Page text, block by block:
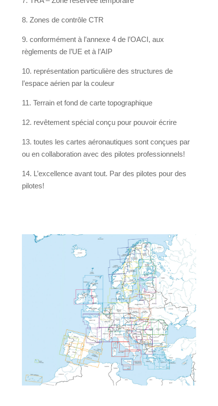
8. Zones de contrôle CTR
9. conformément à l’annexe 4 de l’OACI, aux
règlements de l’UE et à l’AIP
10. représentation particulière des structures de
l’espace aérien par la couleur
11. Terrain et fond de carte topographique
12. revêtement spécial conçu pour pouvoir écrire
13. toutes les cartes aéronautiques sont conçues par
ou en collaboration avec des pilotes professionnels!
14. L’excellence avant tout. Par des pilotes pour des
pilotes!